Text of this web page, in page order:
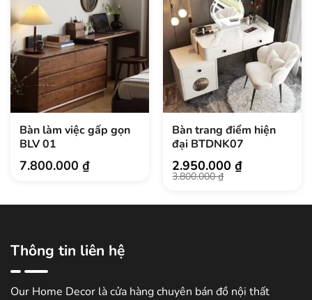
Bàn làm việc gấp gọn
BLV 01
7.800.000₫
Bàn trang điểm hiện
đại BTDNK07
3.800.000₫
Giá
gốc
2.950.000₫
Giá
hiện
Thông tin liên hệ
Our Home Decor là cửa hàng chuyên bán đồ nội thất